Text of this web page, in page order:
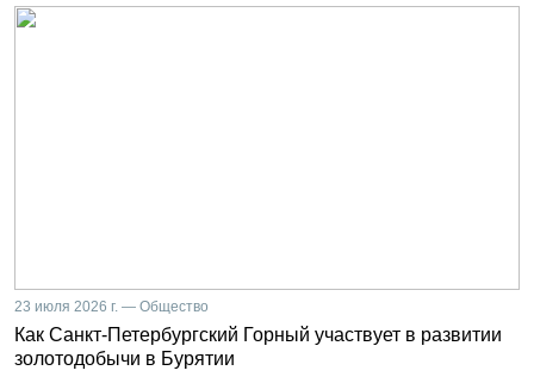
23 июля 2026 г. — Общество
Как Санкт-Петербургский Горный участвует в развитии
золотодобычи в Бурятии